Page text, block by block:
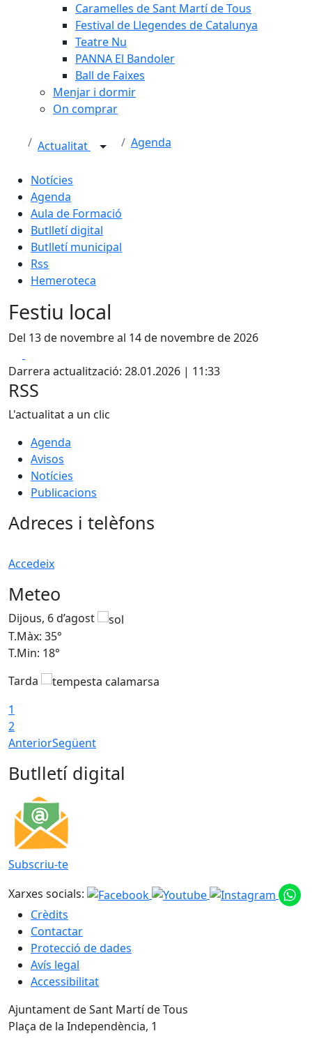
Caramelles de Sant Martí de Tous
Festival de Llegendes de Catalunya
Teatre Nu
PANNA El Bandoler
Ball de Faixes
Menjar i dormir
On comprar
Actualitat Agenda
Notícies
Agenda
Aula de Formació
Butlletí digital
Butlletí municipal
Rss
Hemeroteca
Festiu local
Del 13 de novembre al 14 de novembre de 2026
Darrera actualització: 28.01.2026 | 11:33
RSS
L'actualitat a un clic
Agenda
Avisos
Notícies
Publicacions
Adreces i telèfons
Accedeix
Meteo
Dijous, 6 d’agost
T.Màx: 35°
T.Min: 18°
Tarda
1
2
AnteriorSegüent
Butlletí digital
Subscriu-te
Xarxes socials:
Crèdits
Contactar
Protecció de dades
Avís legal
Accessibilitat
Ajuntament de Sant Martí de Tous
Plaça de la Independència, 1